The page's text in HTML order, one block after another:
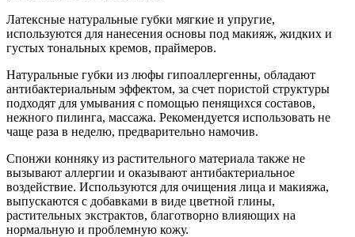
Латексные натуральные губки мягкие и упругие,
используются для нанесения основы под макияж, жидких и
густых тональных кремов, праймеров.
Натуральные губки из люфы гипоаллергенны, обладают
антибактериальным эффектом, за счет пористой структуры
подходят для умывания с помощью пенящихся составов,
нежного пилинга, массажа. Рекомендуется использовать не
чаще раза в неделю, предварительно намочив.
Спонжи конняку из растительного материала также не
вызывают аллергии и оказывают антибактериальное
воздействие. Используются для очищения лица и макияжа,
выпускаются с добавками в виде цветной глины,
растительных экстрактов, благотворно влияющих на
нормальную и проблемную кожу.